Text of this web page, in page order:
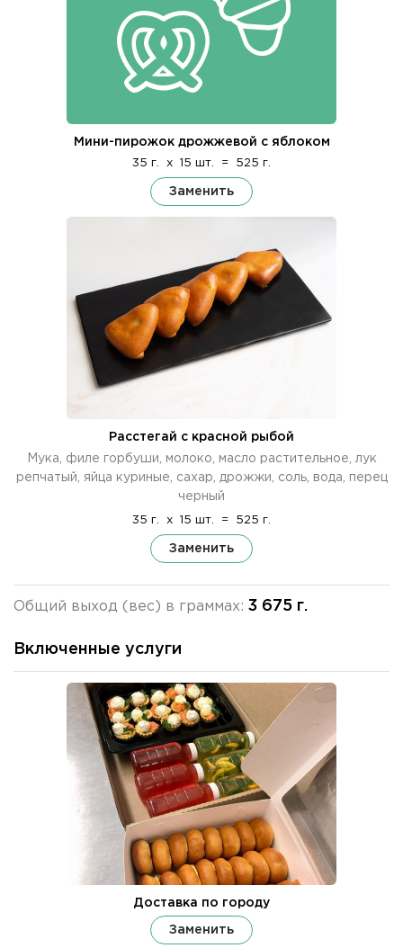
Мини-пирожок дрожжевой с яблоком
35 г. x 15 шт. = 525 г.
Заменить
Расстегай с красной рыбой
Мука, филе горбуши, молоко, масло растительное, лук
репчатый, яйца куриные, сахар, дрожжи, соль, вода, перец
черный
35 г. x 15 шт. = 525 г.
Заменить
Общий выход (вес) в граммах: 3 675 г.
Включенные услуги
Доставка по городу
Заменить